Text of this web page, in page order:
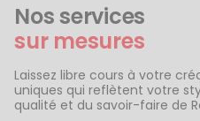
Nos services
sur mesures
Laissez libre cours à votre
uniques qui reflètent votre
qualité et du savoir-faire de